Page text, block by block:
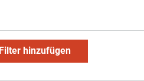
Filter hinzufügen